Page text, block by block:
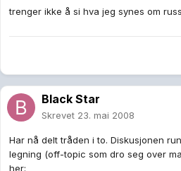
trenger ikke å si hva jeg synes om
Black Star
Skrevet 23. mai 2008
Har nå delt tråden i to. Diskusjonen
legning (off-topic som dro seg over
her: